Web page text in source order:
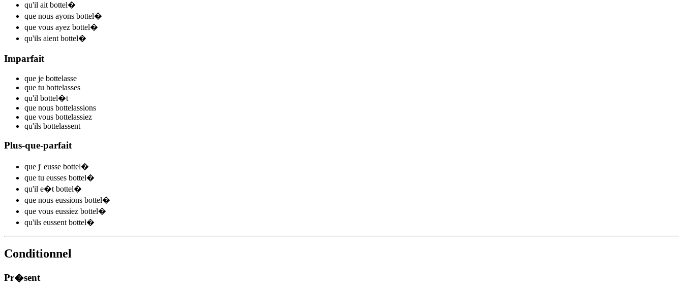
qu'il ait bottel�
que nous ayons bottel�
que vous ayez bottel�
qu'ils aient bottel�
Imparfait
que je bottelasse
que tu bottelasses
qu'il bottel�t
que nous bottelassions
que vous bottelassiez
qu'ils bottelassent
Plus-que-parfait
que j' eusse bottel�
que tu eusses bottel�
qu'il e�t bottel�
que nous eussions bottel�
que vous eussiez bottel�
qu'ils eussent bottel�
Conditionnel
Pr�sent